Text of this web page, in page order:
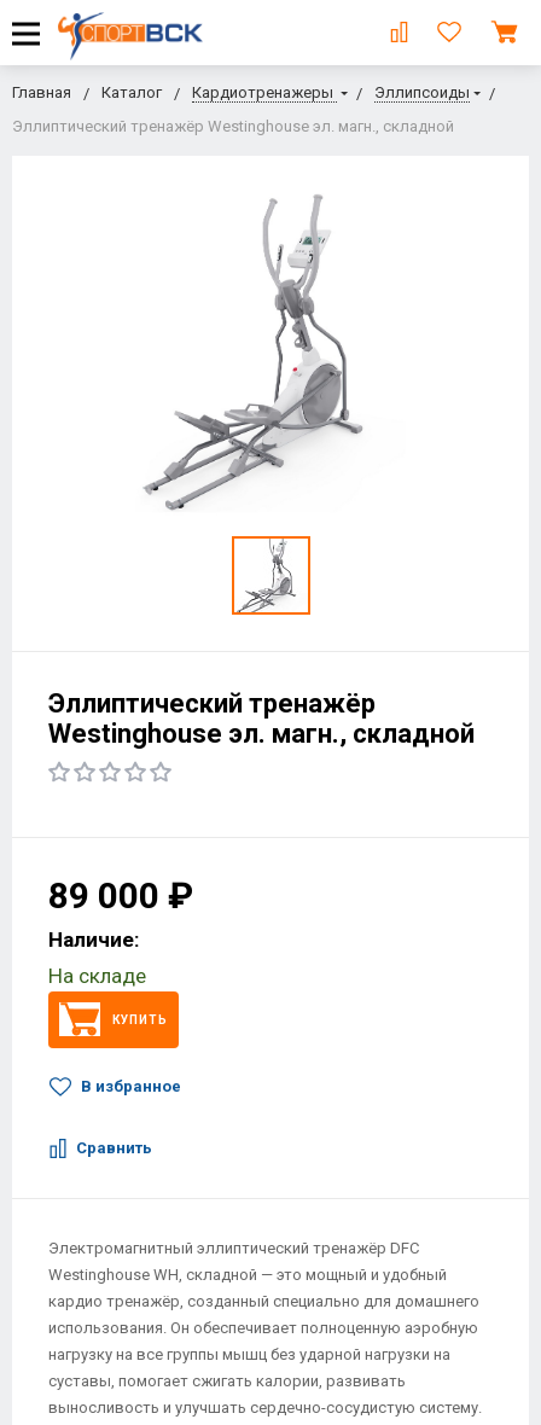
Главная Каталог Кардиотренажеры
Эллипсоиды
Эллиптический тренажёр Westinghouse эл. магн., складной
Эллиптический тренажёр
Westinghouse эл. магн., складной
89 000 ₽
Наличие:
На складе
КУПИТЬ
В избранное
Сравнить
Электромагнитный эллиптический тренажёр DFC
Westinghouse WH, складной — это мощный и удобный
кардио тренажёр, созданный специально для домашнего
использования. Он обеспечивает полноценную аэробную
нагрузку на все группы мышц без ударной нагрузки на
суставы, помогает сжигать калории, развивать
выносливость и улучшать сердечно-сосудистую систему.